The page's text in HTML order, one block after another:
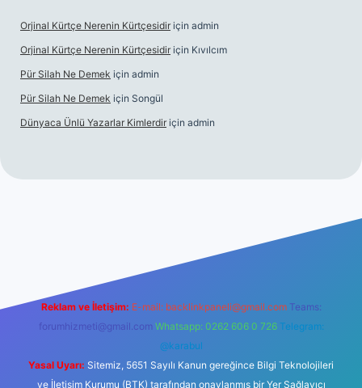
Orjinal Kürtçe Nerenin Kürtçesidir için admin
Orjinal Kürtçe Nerenin Kürtçesidir için Kıvılcım
Pür Silah Ne Demek için admin
Pür Silah Ne Demek için Songül
Dünyaca Ünlü Yazarlar Kimlerdir için admin
Reklam ve İletişim: E-mail: backlinkpaneli@gmail.com Teams:
forumhizmeti@gmail.com Whatsapp: 0262 606 0 726 Telegram:
@karabul
Yasal Uyarı: Sitemiz, 5651 Sayılı Kanun gereğince Bilgi Teknolojileri
ve İletişim Kurumu (BTK) tarafından onaylanmış bir Yer Sağlayıcı